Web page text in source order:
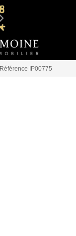
Référence IP00775